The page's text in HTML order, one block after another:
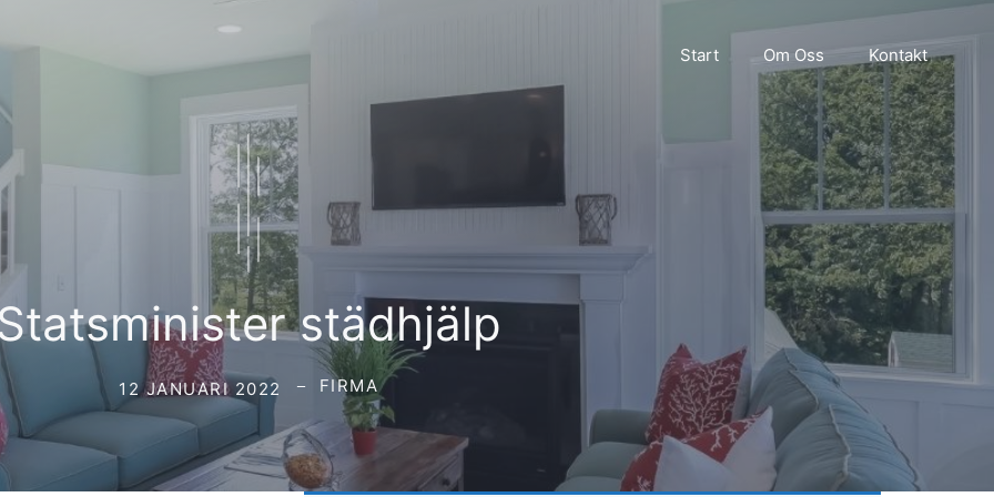
Start Om Oss Kontakt
städhjälp
12 JANUARI 2022 FIRMA